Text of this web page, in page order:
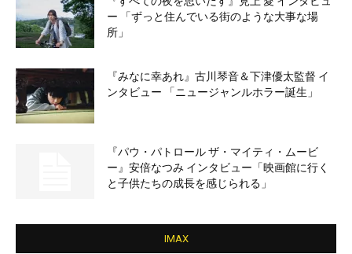
ー 「ずっと住んでいる街のような大事な場
所」
『みなに幸あれ』古川琴音＆下津優太監督 イ
ンタビュー 「ニュージャンルホラー誕生」
『パウ・パトロール ザ・マイティ・ムービ
ー』安倍なつみ インタビュー「映画館に行く
と子供たちの成長を感じられる」
IMAX